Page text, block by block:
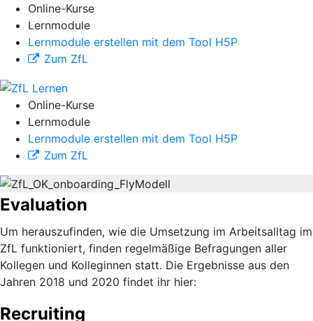
Online-Kurse
Lernmodule
Lernmodule erstellen mit dem Tool H5P
Zum ZfL
Online-Kurse
Lernmodule
Lernmodule erstellen mit dem Tool H5P
Zum ZfL
Evaluation
Um herauszufinden, wie die Umsetzung im Arbeitsalltag im
ZfL funktioniert, finden regelmäßige Befragungen aller
Kollegen und Kolleginnen statt. Die Ergebnisse aus den
Jahren 2018 und 2020 findet ihr hier:
Recruiting